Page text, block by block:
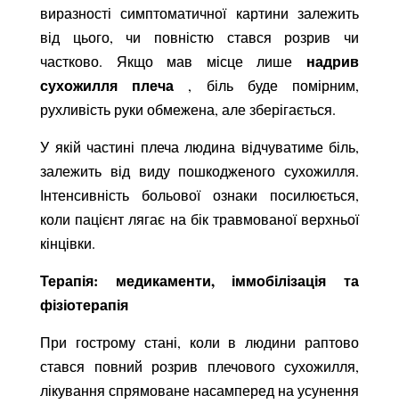
виразності симптоматичної картини залежить
від цього, чи повністю стався розрив чи
частково. Якщо мав місце лише надрив
сухожилля плеча , біль буде помірним,
рухливість руки обмежена, але зберігається.
У якій частині плеча людина відчуватиме біль,
залежить від виду пошкодженого сухожилля.
Інтенсивність больової ознаки посилюється,
коли пацієнт лягає на бік травмованої верхньої
кінцівки.
Терапія: медикаменти, іммобілізація та
фізіотерапія
При гострому стані, коли в людини раптово
стався повний розрив плечового сухожилля,
лікування спрямоване насамперед на усунення